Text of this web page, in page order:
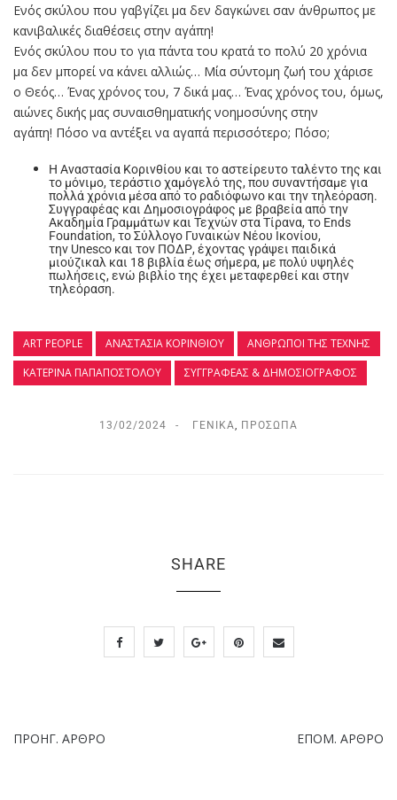
Ενός σκύλου που γαβγίζει μα δεν δαγκώνει σαν άνθρωπος με
κανιβαλικές διαθέσεις στην αγάπη!
Ενός σκύλου που το για πάντα του κρατά το πολύ 20 χρόνια
μα δεν μπορεί να κάνει αλλιώς… Μία σύντομη ζωή του χάρισε
ο Θεός… Ένας χρόνος του, 7 δικά μας… Ένας χρόνος του, όμως,
αιώνες δικής μας συναισθηματικής νοημοσύνης στην
αγάπη! Πόσο να αντέξει να αγαπά περισσότερο; Πόσο;
Η Αναστασία Κορινθίου και το αστείρευτο ταλέντο της και
το μόνιμο, τεράστιο χαμόγελό της, που συναντήσαμε για
πολλά χρόνια μέσα από το ραδιόφωνο και την τηλεόραση.
Συγγραφέας και Δημοσιογράφος με βραβεία από την
Ακαδημία Γραμμάτων και Τεχνών στα Τίρανα, το Ends
Foundation, το Σύλλογο Γυναικών Νέου Ικονίου,
την Unesco και τον ΠΟΔΡ, έχοντας γράψει παιδικά
μιούζικαλ και 18 βιβλία έως σήμερα, με πολύ υψηλές
πωλήσεις, ενώ βιβλίο της έχει μεταφερθεί και στην
τηλεόραση.
ART PEOPLE ΑΝΑΣΤΑΣΊΑ ΚΟΡΙΝΘΊΟΥ
ΆΝΘΡΩΠΟΙ ΤΗΣ ΤΈΧΝΗΣ
ΚΑΤΕΡΊΝΑ ΠΑΠΑΠΟΣΤΌΛΟΥ
ΣΥΓΓΡΑΦΈΑΣ & ΔΗΜΟΣΙΟΓΡΆΦΟΣ
13/02/2024 ΓΕΝΙΚΆ, ΠΡΌΣΩΠΑ
SHARE
ΠΡΟΗΓ. ΆΡΘΡΟ ΕΠΌΜ. ΆΡΘΡΟ